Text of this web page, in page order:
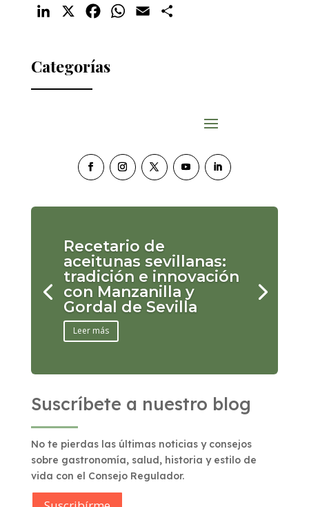
LinkedIn FacebookWhatsApp
Email
Categorías
Recetario de
aceitunas sevillanas:
tradición e innovación
con Manzanilla y
Gordal de Sevilla
Leer más
Suscríbete a nuestro blog
No te pierdas las últimas noticias y consejos
sobre gastronomía, salud, historia y estilo de
vida con el Consejo Regulador.